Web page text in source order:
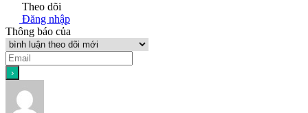
Theo dõi
Đăng nhập
Thông báo của